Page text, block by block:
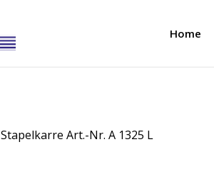
Home
Stapelkarre Art.-Nr. A 1325 L